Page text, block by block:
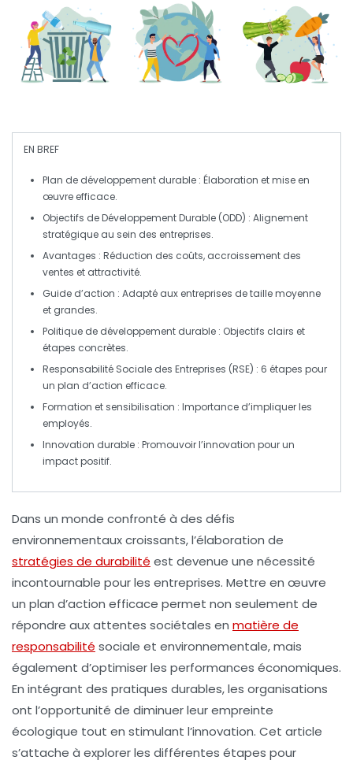
EN BREF
Plan de développement durable : Élaboration et mise en
œuvre efficace.
Objectifs de Développement Durable (ODD) : Alignement
stratégique au sein des entreprises.
Avantages : Réduction des coûts, accroissement des
ventes et attractivité.
Guide d’action : Adapté aux entreprises de taille moyenne
et grandes.
Politique de développement durable : Objectifs clairs et
étapes concrètes.
Responsabilité Sociale des Entreprises (RSE) : 6 étapes pour
un plan d’action efficace.
Formation et sensibilisation : Importance d’impliquer les
employés.
Innovation durable : Promouvoir l’innovation pour un
impact positif.
Dans un monde confronté à des défis
environnementaux croissants, l’élaboration de
stratégies de durabilité est devenue une nécessité
incontournable pour les entreprises. Mettre en œuvre
un plan d’action efficace permet non seulement de
répondre aux attentes sociétales en matière de
responsabilité sociale et environnementale, mais
également d’optimiser les performances économiques.
En intégrant des pratiques durables, les organisations
ont l’opportunité de diminuer leur empreinte
écologique tout en stimulant l’innovation. Cet article
s’attache à explorer les différentes étapes pour